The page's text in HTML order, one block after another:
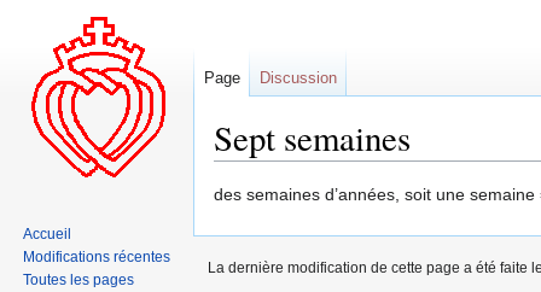
Sept semaines
Aller
navigation
Aller
recherche
des semaines d’années, soit une
Page Discussion
Accueil
Modifications récentes
Toutes les pages
La dernière modification de cette page a été faite